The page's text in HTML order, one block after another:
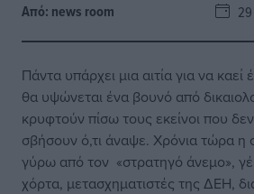
Από: news room
Πάντα υπάρχει μια αιτία για να
θα υψώνεται ένα βουνό από
κρυφτούν πίσω τους εκείνοι που
σβήσουν ό,τι άναψε. Χρόνια τώρα η
γύρω από τον «στρατηγό άνεμο»,
χόρτα, μετασχηματιστές της ΔΕΗ,